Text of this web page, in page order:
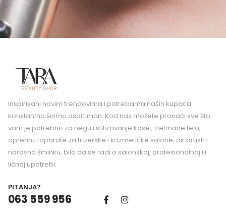
Inspirisani novim trendovima i potrebama naših kupaca
konstantno širimo asortiman. Kod nas možete pronaći sve što
vam je potrebno za negu i stilizovanje kose , tretmane tela,
opremu i aparate za frizerske i kozmetičke salone, air brush i
naravno šminku, bilo da se radi o salonskoj, profesionalnoj ili
ličnoj upotrebi.
PITANJA?
063 559 956